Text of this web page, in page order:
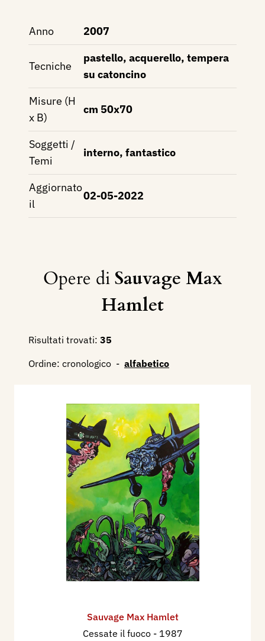
Anno 2007
Tecniche
pastello, acquerello, tempera
su catoncino
Misure (H
x B)
cm 50x70
Soggetti /
Temi
interno, fantastico
Aggiornato
il
02-05-2022
Opere diSauvage Max
Hamlet
Risultati trovati: 35
Ordine: cronologico - alfabetico
Sauvage Max Hamlet
Cessate il fuoco - 1987